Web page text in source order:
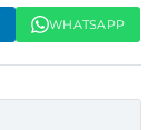
WHATSAPP